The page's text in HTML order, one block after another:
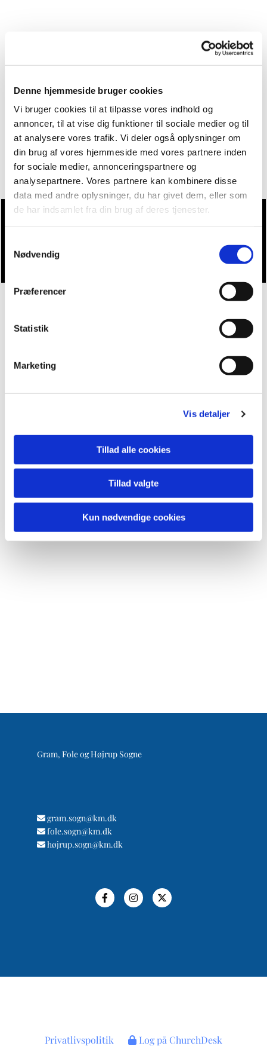
Denne hjemmeside bruger cookies
Vi bruger cookies til at tilpasse vores indhold og
annoncer, til at vise dig funktioner til sociale medier og til
at analysere vores trafik. Vi deler også oplysninger om
din brug af vores hjemmeside med vores partnere inden
for sociale medier, annonceringspartnere og
analysepartnere. Vores partnere kan kombinere disse
data med andre oplysninger, du har givet dem, eller som
de har indsamlet fra din brug af deres tjenester.
Nødvendig
Præferencer
Statistik
Marketing
Vis detaljer
Tillad alle cookies
Tillad valgte
Kun nødvendige cookies
Du vil måske også kunne lide...
Gram, Fole og Højrup Sogne
 gram.sogn@km.dk
 fole.sogn@km.dk
 højrup.sogn@km.dk
Privatlivspolitik Log på ChurchDesk